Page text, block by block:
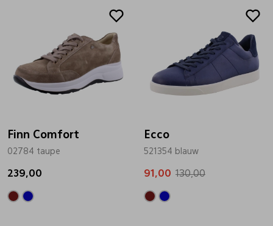
Finn Comfort
02784 taupe
239,00
Ecco
521354 blauw
91,00 130,00